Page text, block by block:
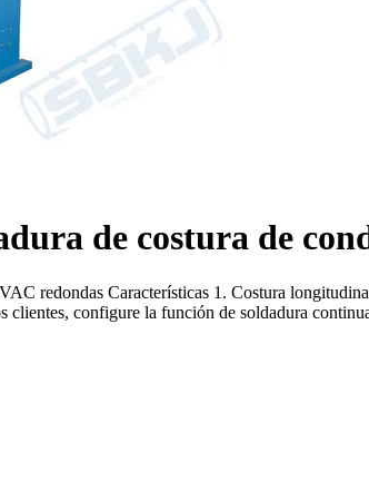
de costura de
redondas Características 1. Costura
clientes, configure la función de soldadura